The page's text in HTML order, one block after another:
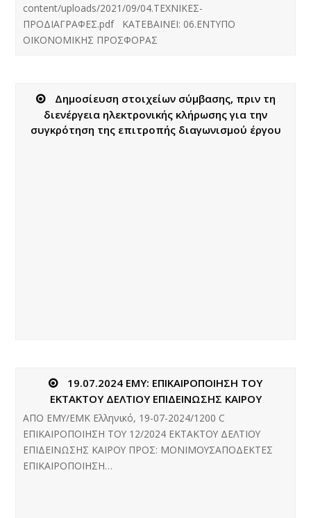
content/uploads/2021/09/04.ΤΕΧΝΙΚΕΣ-
ΠΡΟΔΙΑΓΡΑΦΕΣ.pdf ΚΑΤΕΒΑΙΝΕΙ: 06.ΕΝΤΥΠΟ
ΟΙΚΟΝΟΜΙΚΗΣ ΠΡΟΣΦΟΡΑΣ
Δημοσίευση στοιχείων σύμβασης, πριν τη
διενέργεια ηλεκτρονικής κλήρωσης για την
συγκρότηση της επιτροπής διαγωνισμού έργου
19.07.2024 ΕΜΥ: ΕΠΙΚΑΙΡΟΠΟΙΗΣΗ ΤΟΥ
ΕΚΤΑΚΤΟΥ ΔΕΛΤΙΟΥ ΕΠΙΔΕΙΝΩΣΗΣ ΚΑΙΡΟΥ
ΑΠΟ ΕΜΥ/ΕΜΚ Ελληνικό, 19-07-2024/1200 C
ΕΠΙΚΑΙΡΟΠΟΙΗΣΗ ΤΟΥ 12/2024 ΕΚΤΑΚΤΟΥ ΔΕΛΤΙΟΥ
ΕΠΙΔΕΙΝΩΣΗΣ ΚΑΙΡΟΥ ΠΡΟΣ: ΜΟΝΙΜΟΥΣΑΠΟΔΕΚΤΕΣ
ΕΠΙΚΑΙΡΟΠΟΙΗΣΗ…